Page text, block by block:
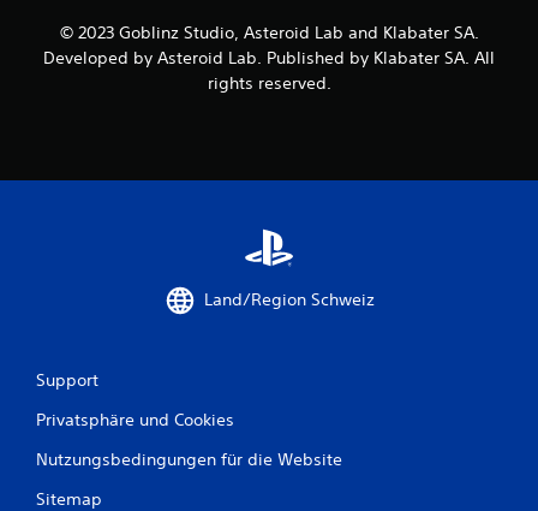
e
w
© 2023 Goblinz Studio, Asteroid Lab and Klabater SA.
Developed by Asteroid Lab. Published by Klabater SA. All
rights reserved.
Land/Region Schweiz
Support
Privatsphäre und Cookies
Nutzungsbedingungen für die Website
Sitemap